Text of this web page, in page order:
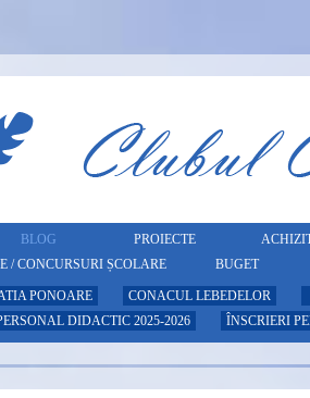
BLOG PROIECTE
/ CONCURSURI ȘCOLARE
BUGET
PONOARE
CONACUL LEBEDELOR
DIDACTIC 2025-2026
ÎNSCRIERI